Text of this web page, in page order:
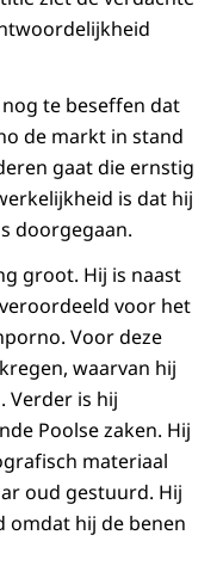
te beseffen dat
de markt in stand
gaat die ernstig
is dat hij
doorgegaan.
groot. Hij is naast
voor het
Voor deze
waarvan hij
Verder is hij
Poolse zaken. Hij
materiaal
oud gestuurd. Hij
omdat hij de benen